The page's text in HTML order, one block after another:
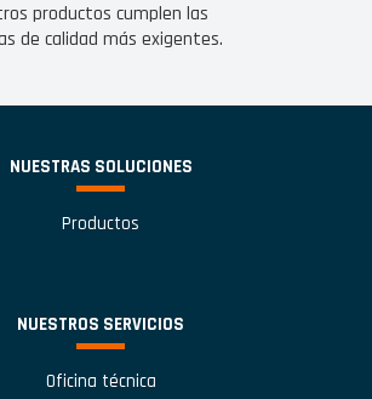
productos cumplen las
de calidad más exigentes.
NUESTRAS SOLUCIONES
Productos
NUESTROS SERVICIOS
Oficina técnica